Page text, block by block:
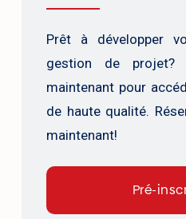
Prêt à développer
gestion de projet?
maintenant pour
de haute qualité.
maintenant!
Pré-